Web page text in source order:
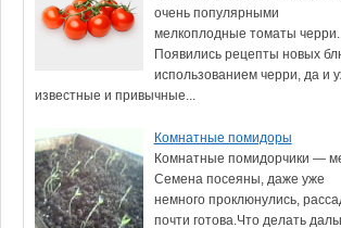
очень популярными
мелкоплодные томаты черри.
Появились рецепты новых
использованием черри, да и
известные и привычные...
Комнатные помидоры
Комнатные помидорчики —
Семена посеяны, даже уже
немного проклюнулись,
почти готова.Что делать